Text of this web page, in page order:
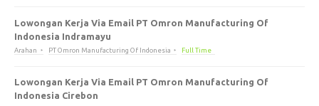
Lowongan Kerja Via Email PT Omron Manufacturing Of
Indonesia Indramayu
Arahan PT Omron Manufacturing Of Indonesia Full Time
Lowongan Kerja Via Email PT Omron Manufacturing Of
Indonesia Cirebon